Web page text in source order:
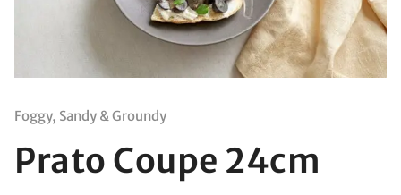
Foggy, Sandy & Groundy
Prato Coupe 24cm